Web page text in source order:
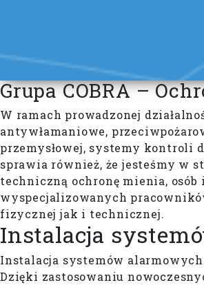
Grupa COBRA –
W ramach prowadzonej
antywłamaniowe,
przemysłowej, systemy kontroli
sprawia również, że jesteśmy w
techniczną ochronę mienia,
wyspecjalizowanych
fizycznej jak i technicznej.
Instalacja
Instalacja systemów
Dzięki zastosowaniu